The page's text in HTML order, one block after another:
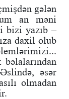
gələn
an məni
bizi yazıb –
daxil olub
əsər
olmadan